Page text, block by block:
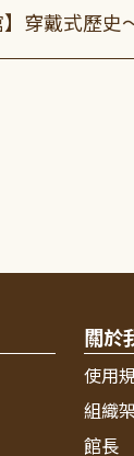
】穿戴式歷史
關於
使用
組織
館長